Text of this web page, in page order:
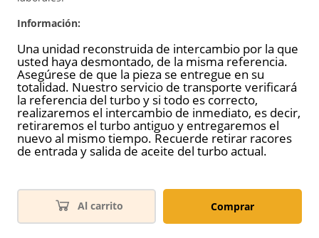
Información:
Una unidad reconstruida de intercambio por la que
usted haya desmontado, de la misma referencia.
Asegúrese de que la pieza se entregue en su
totalidad. Nuestro servicio de transporte verificará
la referencia del turbo y si todo es correcto,
realizaremos el intercambio de inmediato, es decir,
retiraremos el turbo antiguo y entregaremos el
nuevo al mismo tiempo. Recuerde retirar racores
de entrada y salida de aceite del turbo actual.
Al carrito Comprar